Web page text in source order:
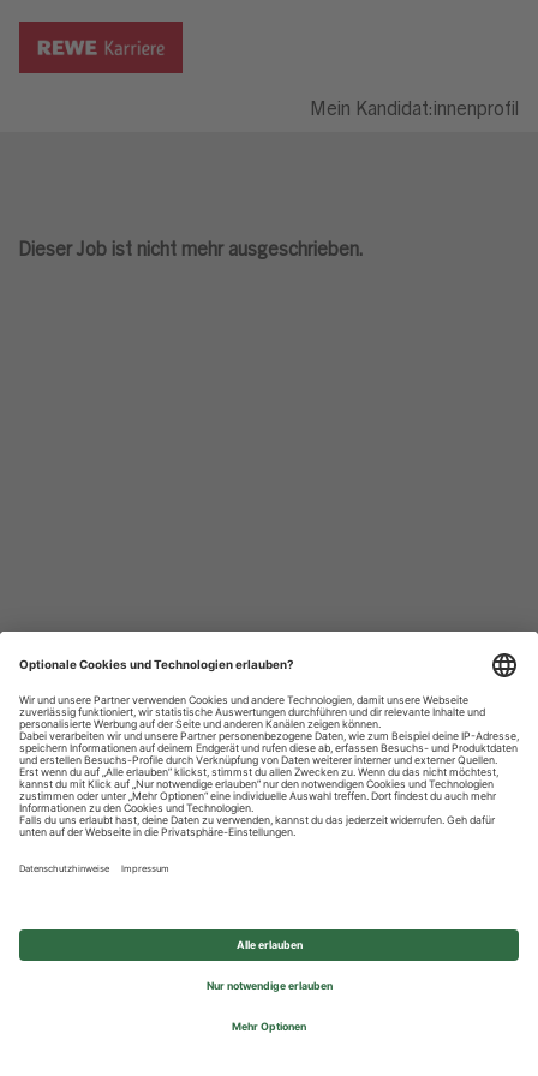
Mein Kandidat:innenprofil
Dieser Job ist nicht mehr ausgeschrieben.
Datenschutzhinweise
Impressum
Privatsphäre-Einstellungen
© 2026 REWE Group - All rights reserved